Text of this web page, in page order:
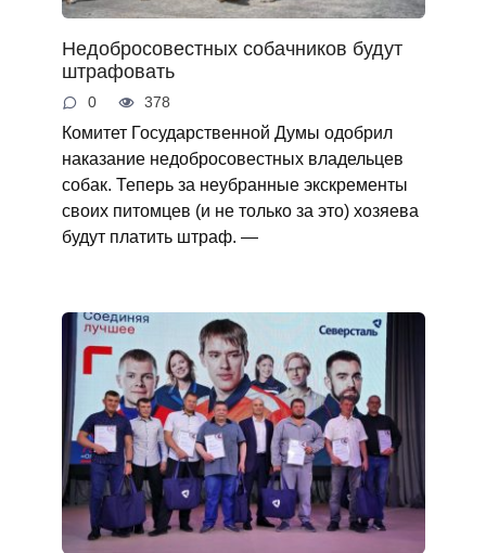
Недобросовестных собачников будут
штрафовать
0 378
Комитет Государственной Думы одобрил
наказание недобросовестных владельцев
собак. Теперь за неубранные экскременты
своих питомцев (и не только за это) хозяева
будут платить штраф. —